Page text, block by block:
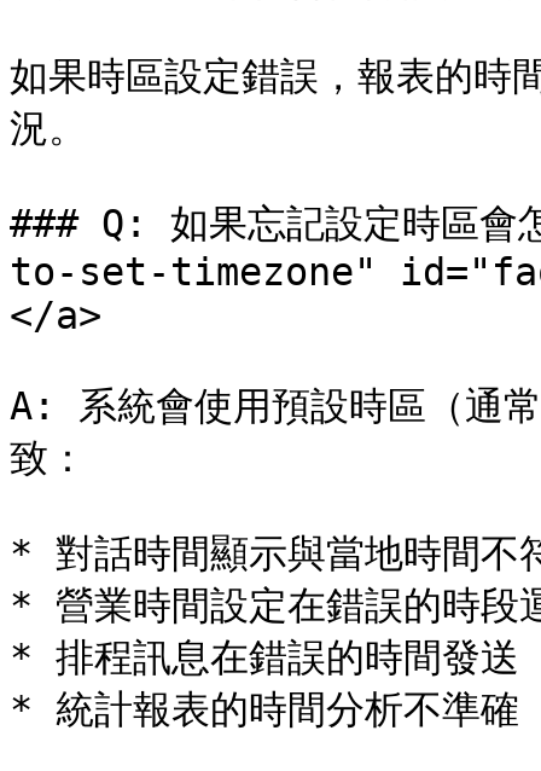
如果時區設定錯誤，報表的時
況。
### Q: 如果忘記設定時
to-set-timezone"
</a>
A: 系統會使用預設時區（通
致：
* 對話時間顯示與當地時間
* 營業時間設定在錯誤的時段
* 排程訊息在錯誤的時間發送
* 統計報表的時間分析不準確